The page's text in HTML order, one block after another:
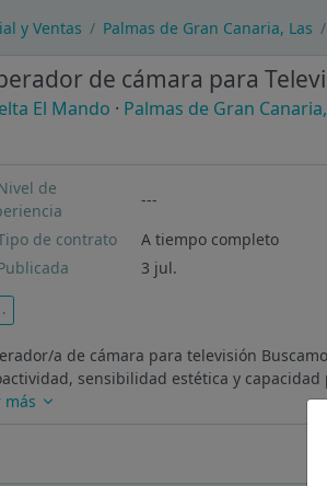
y Ventas Palmas de Gran Canaria, Las
de cámara para
El Mando · Palmas de Gran
de
---
de contrato
A tiempo completo
3 jul.
.
a de cámara para televisión
sensibilidad estética y
más